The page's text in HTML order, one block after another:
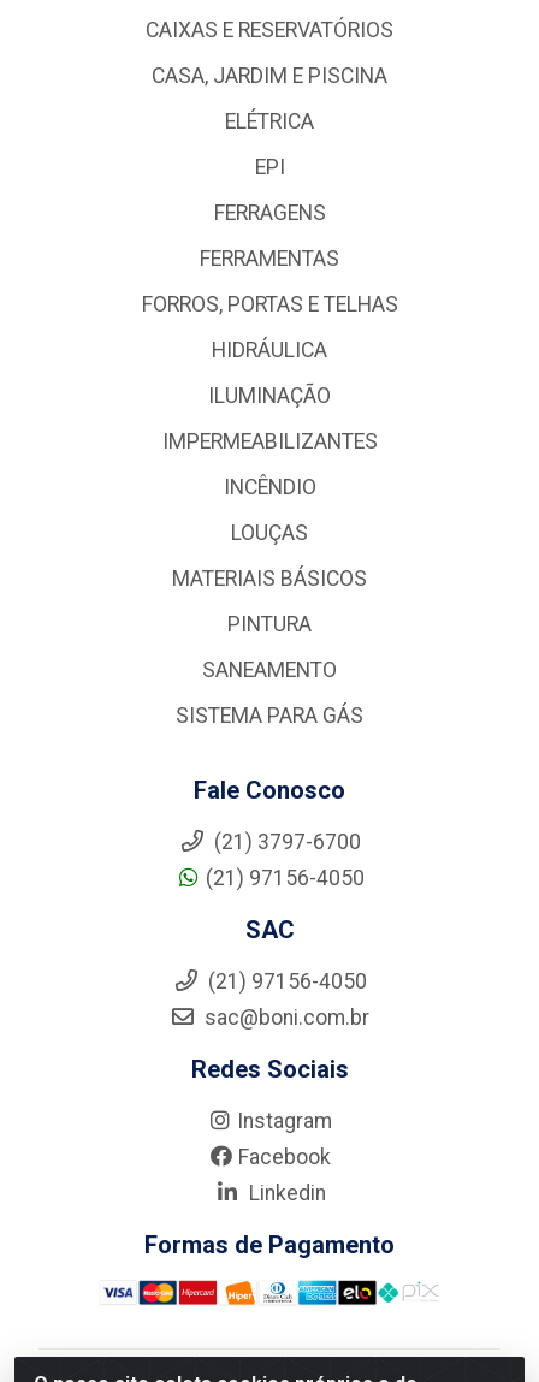
CAIXAS E RESERVATÓRIOS
CASA, JARDIM E PISCINA
ELÉTRICA
EPI
FERRAGENS
FERRAMENTAS
FORROS, PORTAS E TELHAS
HIDRÁULICA
ILUMINAÇÃO
IMPERMEABILIZANTES
INCÊNDIO
LOUÇAS
MATERIAIS BÁSICOS
PINTURA
SANEAMENTO
SISTEMA PARA GÁS
Fale Conosco
(21) 3797-6700
(21) 97156-4050
SAC
(21) 97156-4050
sac@boni.com.br
Redes Sociais
Instagram
Facebook
Linkedin
Formas de Pagamento